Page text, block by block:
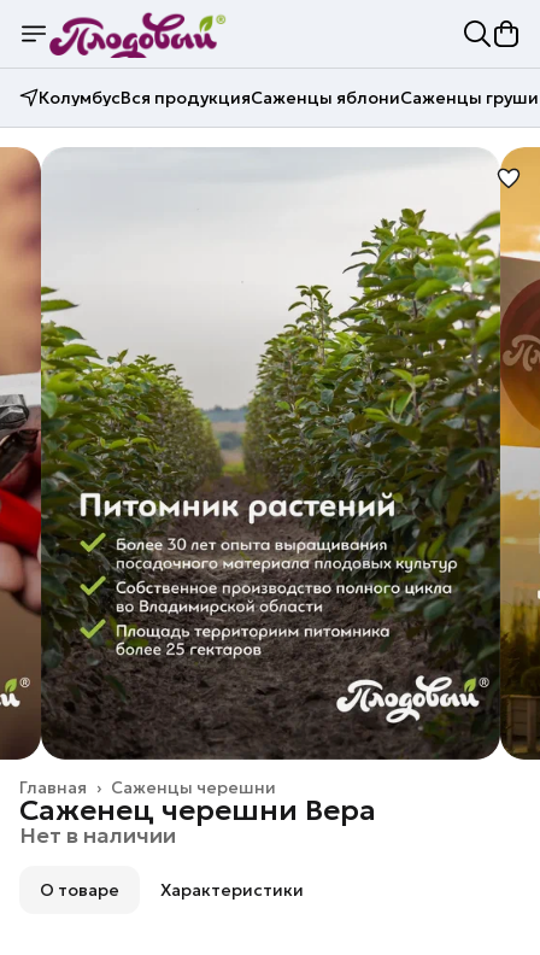
КолумбусВся продукцияСаженцы яблониСаженцы груши
Саженцы черешни
Главная ›
Саженец черешни Вера
Нет в наличии
О товаре Характеристики